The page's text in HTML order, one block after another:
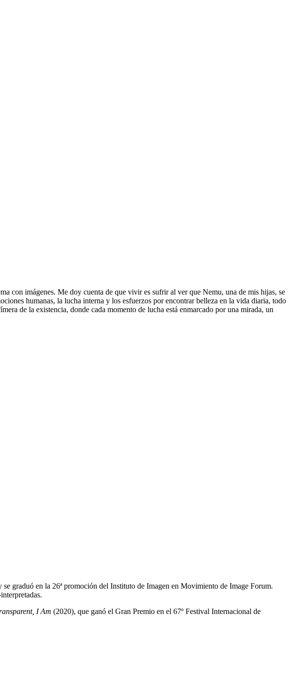
con imágenes. Me doy cuenta de que vivir es sufrir al ver que Nemu, una de mis hijas, se
humanas, la lucha interna y los esfuerzos por encontrar belleza en la vida diaria, todo
de la existencia, donde cada momento de lucha está enmarcado por una mirada, un
graduó en la 26ª promoción del Instituto de Imagen en Movimiento de Image Forum.
I Am (2020), que ganó el Gran Premio en el 67º Festival Internacional de